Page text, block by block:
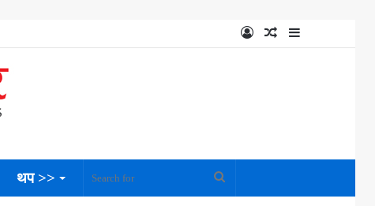
Sidebar
Random
Log
थप >>